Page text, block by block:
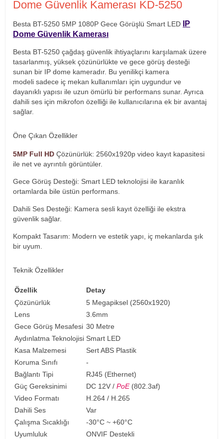
Dome Güvenlik Kamerası KD-5250
Besta BT-5250 5MP 1080P Gece Görüşlü Smart LED
IP
Dome Güvenlik Kamerası
Besta BT-5250 çağdaş güvenlik ihtiyaçlarını karşılamak üzere
tasarlanmış, yüksek çözünürlükte ve gece görüş desteği
sunan bir IP dome kameradır. Bu yenilikçi kamera
modeli sadece iç mekan kullanımları için uygundur ve
dayanıklı yapısı ile uzun ömürlü bir performans sunar. Ayrıca
dahili ses için mikrofon özelliği ile kullanıcılarına ek bir avantaj
sağlar.
Öne Çıkan Özellikler
5MP Full HD Çözünürlük: 2560x1920p video kayıt kapasitesi
ile net ve ayrıntılı görüntüler.
Gece Görüş Desteği: Smart LED teknolojisi ile karanlık
ortamlarda bile üstün performans.
Dahili Ses Desteği: Kamera sesli kayıt özelliği ile ekstra
güvenlik sağlar.
Kompakt Tasarım: Modern ve estetik yapı, iç mekanlarda şık
bir uyum.
Teknik Özellikler
Özellik
Detay
Çözünürlük
5 Megapiksel (2560x1920)
Lens
3.6mm
Gece Görüş Mesafesi 30 Metre
Aydınlatma Teknolojisi Smart LED
Kasa Malzemesi
Sert ABS Plastik
Koruma Sınıfı
-
Bağlantı Tipi
RJ45 (Ethernet)
Güç Gereksinimi
DC 12V / PoE(802.3af)
Video Formatı
H.264 / H.265
Dahili Ses
Var
Çalışma Sıcaklığı
-30°C ~ +60°C
Uyumluluk
ONVIF Destekli